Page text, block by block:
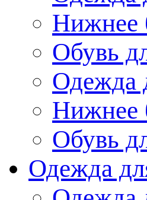
Нижнее
Обувь
Одежда
Нижнее
Обувь
Одежда